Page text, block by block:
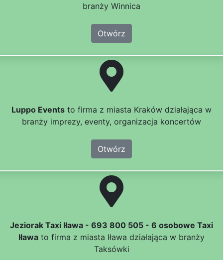
branży Winnica
Otwórz
Luppo Events to firma z miasta Kraków działająca w
branży imprezy, eventy, organizacja koncertów
Otwórz
Jeziorak Taxi Iława - 693 800 505 - 6 osobowe Taxi
Iława to firma z miasta Iława działająca w branży
Taksówki